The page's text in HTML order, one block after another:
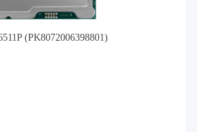
(PK8072006398801)